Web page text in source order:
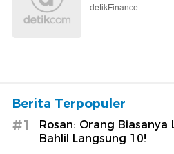
detikFinance
Berita Terpopuler
#1
Rosan: Orang Biasanya
Bahlil Langsung 10!